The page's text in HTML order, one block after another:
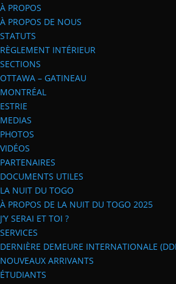
À PROPOS
À PROPOS DE NOUS
STATUTS
RÈGLEMENT INTÉRIEUR
SECTIONS
OTTAWA – GATINEAU
MONTRÉAL
ESTRIE
MEDIAS
PHOTOS
VIDÉOS
PARTENAIRES
DOCUMENTS UTILES
LA NUIT DU TOGO
À PROPOS DE LA NUIT DU TOGO 2025
J’Y SERAI ET TOI ?
SERVICES
DERNIÈRE DEMEURE INTERNATIONALE
NOUVEAUX ARRIVANTS
ÉTUDIANTS